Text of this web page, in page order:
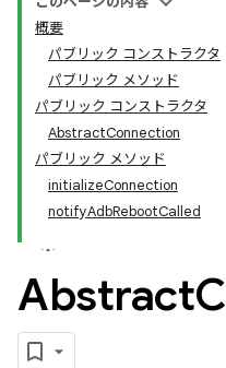
概要
パブリック コンストラクタ
パブリック メソッド
パブリック コンストラクタ
AbstractConnection
パブリック メソッド
initializeConnection
notifyAdbRebootCalled
Abstract